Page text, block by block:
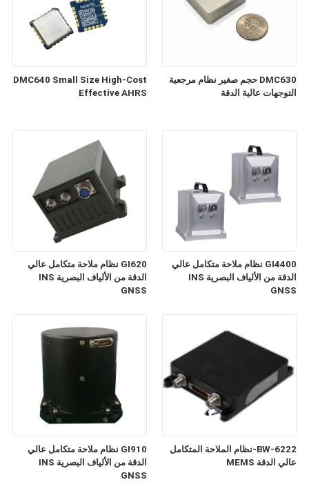
DMC640 Small Size High-Cost
Effective AHRS
DMC630 حجم صغير نظام مرجعية
التوجهات عالية الدقة
GI620 نظام ملاحة متكامل عالي
الدقة من الألياف البصرية INS
GNSS
GI4400 نظام ملاحة متكامل عالي
الدقة من الألياف البصرية INS
GNSS
GI910 نظام ملاحة متكامل عالي
الدقة من الألياف البصرية INS
GNSS
BW-6222-نظام الملاحة المتكامل
عالي الدقة MEMS